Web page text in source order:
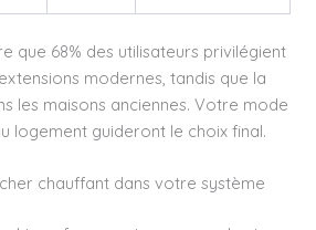
que 68% des utilisateurs privilégient
modernes, tandis que la
les maisons anciennes. Votre mode
logement guideront le choix final.
chauffant dans votre système